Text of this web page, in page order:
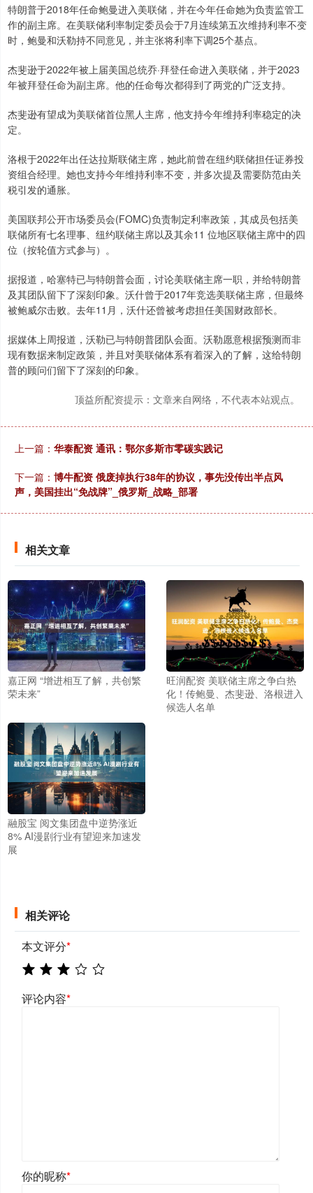
特朗普于2018年任命鲍曼进入美联储，并在今年任命她为负责监管工
作的副主席。在美联储利率制定委员会于7月连续第五次维持利率不变
时，鲍曼和沃勒持不同意见，并主张将利率下调25个基点。
杰斐逊于2022年被上届美国总统乔·拜登任命进入美联储，并于2023
年被拜登任命为副主席。他的任命每次都得到了两党的广泛支持。
杰斐逊有望成为美联储首位黑人主席，他支持今年维持利率稳定的决
定。
洛根于2022年出任达拉斯联储主席，她此前曾在纽约联储担任证券投
资组合经理。她也支持今年维持利率不变，并多次提及需要防范由关
税引发的通胀。
美国联邦公开市场委员会(FOMC)负责制定利率政策，其成员包括美
联储所有七名理事、纽约联储主席以及其余11 位地区联储主席中的四
位（按轮值方式参与）。
据报道，哈塞特已与特朗普会面，讨论美联储主席一职，并给特朗普
及其团队留下了深刻印象。沃什曾于2017年竞选美联储主席，但最终
被鲍威尔击败。去年11月，沃什还曾被考虑担任美国财政部长。
据媒体上周报道，沃勒已与特朗普团队会面。沃勒愿意根据预测而非
现有数据来制定政策，并且对美联储体系有着深入的了解，这给特朗
普的顾问们留下了深刻的印象。
顶益所配资提示：文章来自网络，不代表本站观点。
上一篇： 华泰配资 通讯：鄂尔多斯市零碳实践记
下一篇： 博牛配资 俄废掉执行38年的协议，事先没传出半点风
声，美国挂出“免战牌”_俄罗斯_战略_部署
相关文章
嘉正网 “增进相互了解，共创繁
荣未来”
旺润配资 美联储主席之争白热
化！传鲍曼、杰斐逊、洛根进入
候选人名单
融股宝 阅文集团盘中逆势涨近
8% AI漫剧行业有望迎来加速发
展
相关评论
本文评分*
评论内容*
你的昵称*